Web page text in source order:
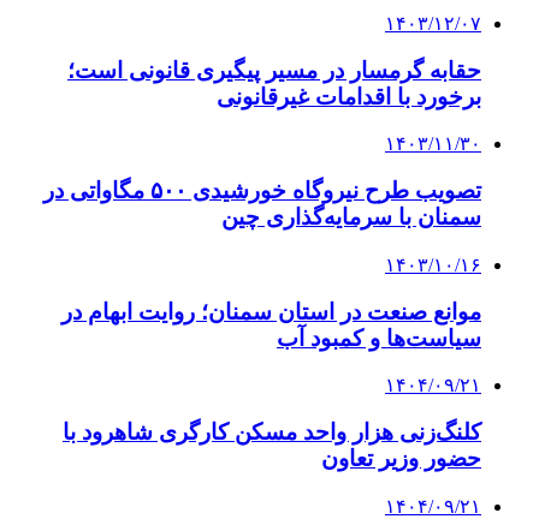
۱۴۰۳/۱۲/۰۷
حقابه گرمسار در مسیر پیگیری قانونی است؛
برخورد با اقدامات غیرقانونی
۱۴۰۳/۱۱/۳۰
تصویب طرح نیروگاه خورشیدی ۵۰۰ مگاواتی در
سمنان با سرمایه‌گذاری چین
۱۴۰۳/۱۰/۱۶
موانع صنعت در استان سمنان؛ روایت ابهام در
سیاست‌ها و کمبود آب
۱۴۰۴/۰۹/۲۱
کلنگ‌زنی هزار واحد مسکن کارگری شاهرود با
حضور وزیر تعاون
۱۴۰۴/۰۹/۲۱